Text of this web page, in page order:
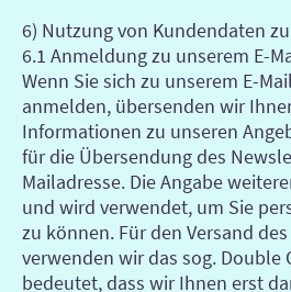
6) Nutzung von Kundendaten
6.1 Anmeldung zu unserem E-
Wenn Sie sich zu unserem E-
anmelden, übersenden wir
Informationen zu unseren
für die Übersendung des
Mailadresse. Die Angabe
und wird verwendet, um Sie
zu können. Für den Versand
verwenden wir das sog. Double
bedeutet, dass wir Ihnen erst